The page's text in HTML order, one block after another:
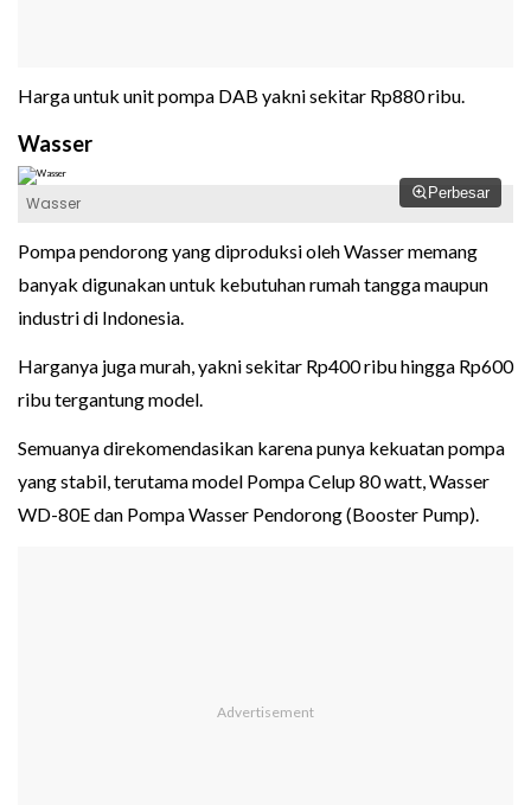
Harga untuk unit pompa DAB yakni sekitar Rp880 ribu.
Wasser
Perbesar
Wasser
Pompa pendorong yang diproduksi oleh Wasser memang
banyak digunakan untuk kebutuhan rumah tangga maupun
industri di Indonesia.
Harganya juga murah, yakni sekitar Rp400 ribu hingga Rp600
ribu tergantung model.
Semuanya direkomendasikan karena punya kekuatan pompa
yang stabil, terutama model Pompa Celup 80 watt, Wasser
WD-80E dan Pompa Wasser Pendorong (Booster Pump).